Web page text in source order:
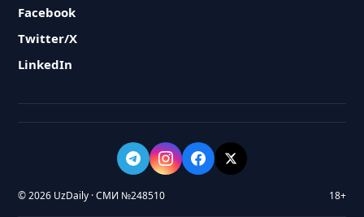
Facebook
Twitter/X
LinkedIn
© 2026 UzDaily · СМИ №248510 18+